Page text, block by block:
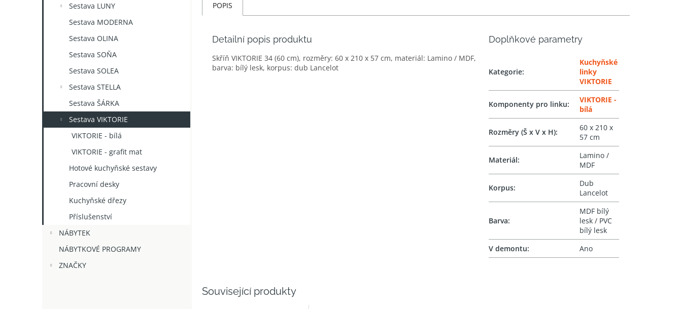
Sestava LUNY
Sestava MODERNA
Sestava OLINA
Sestava SOŇA
Sestava SOLEA
Sestava STELLA
Sestava ŠÁRKA
Sestava VIKTORIE
VIKTORIE - bílá
VIKTORIE - grafit mat
Hotové kuchyňské sestavy
Pracovní desky
Kuchyňské dřezy
Příslušenství
NÁBYTEK
NÁBYTKOVÉ PROGRAMY
ZNAČKY
Související produkty
POPIS
Detailní popis produktu
Skříň VIKTORIE 34 (60 cm), rozměry: 60 x 210 x 57 cm, materiál: Lamino / MDF,
barva: bílý lesk, korpus: dub Lancelot
Doplňkové parametry
Kategorie:
Kuchyňské
linky
VIKTORIE
Komponenty pro linku:
VIKTORIE -
bílá
Rozměry (Š x V x H):
60 x 210 x
57 cm
Materiál:
Lamino /
MDF
Korpus:
Dub
Lancelot
Barva:
MDF bílý
lesk / PVC
bílý lesk
V demontu: Ano